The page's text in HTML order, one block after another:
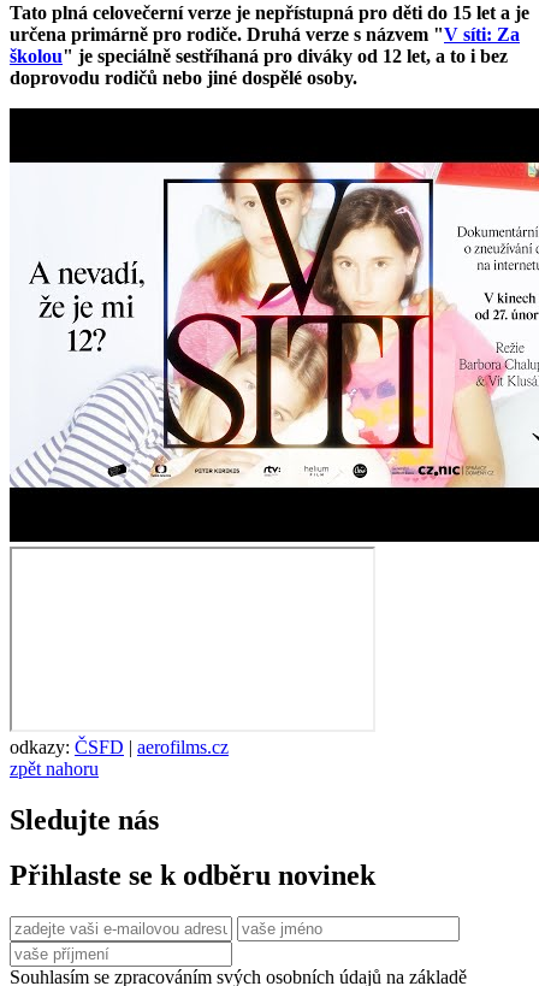
Tato plná celovečerní verze je nepřístupná pro děti do 15 let a je
určena primárně pro rodiče. Druhá verze s názvem "V síti: Za
školou" je speciálně sestříhaná pro diváky od 12 let, a to i bez
doprovodu rodičů nebo jiné dospělé osoby.
odkazy: ČSFD | aerofilms.cz
zpět nahoru
Sledujte nás
Přihlaste se k odběru novinek
Souhlasím se zpracováním svých osobních údajů na základě